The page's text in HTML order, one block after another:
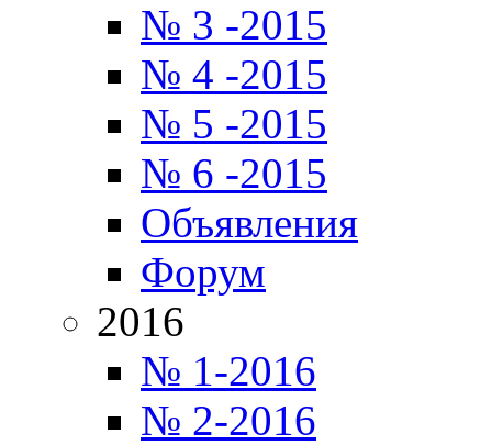
№ 3 -2015
№ 4 -2015
№ 5 -2015
№ 6 -2015
Объявления
Форум
2016
№ 1-2016
№ 2-2016